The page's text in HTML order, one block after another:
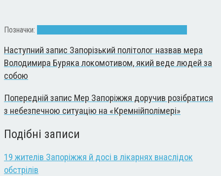
Позначки:
Наступний запис Запорізький політолог назвав мера
Володимира Буряка локомотивом, який веде людей за
собою
Попередній запис Мер Запоріжжя доручив розібратися
з небезпечною ситуацію на «Кремнійполімері»
Подібні записи
19 жителів Запоріжжя й досі в лікарнях внаслідок
обстрілів